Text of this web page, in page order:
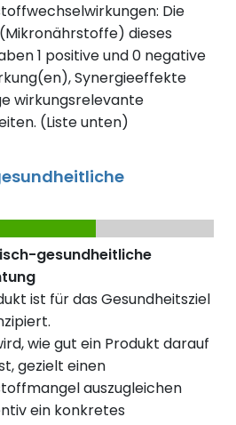
Die
dieses
1 positive und 0 negative
Synergieeffekte
wirkungsrelevante
(Liste unten)
gesundheitliche
ist für das Gesundheitsziel
wie gut ein Produkt darauf
gezielt einen
auszugleichen
ein konkretes